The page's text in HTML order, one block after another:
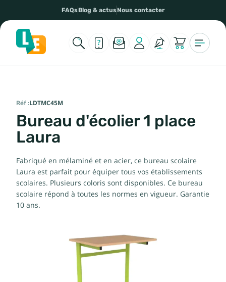
FAQsBlog & actusNous contacter
Réf :LDTMC45M
Bureau d'écolier 1 place
Laura
Fabriqué en mélaminé et en acier, ce bureau scolaire
Laura est parfait pour équiper tous vos établissements
scolaires. Plusieurs coloris sont disponibles. Ce bureau
scolaire répond à toutes les normes en vigueur. Garantie
10 ans.